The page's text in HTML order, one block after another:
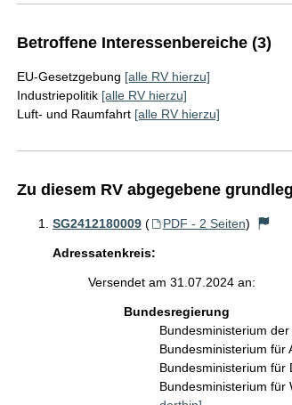
Betroffene Interessenbereiche (3)
EU-Gesetzgebung [alle RV hierzu]
Industriepolitik [alle RV hierzu]
Luft- und Raumfahrt [alle RV hierzu]
Zu diesem RV abgegebene
SG2412180009 ( PDF - 2 Seiten)
Adressatenkreis:
Versendet am 31.07.2024 an:
Bundesregierung
Bundesministerium
Bundesministerium für
Bundesministerium für
Bundesministerium für